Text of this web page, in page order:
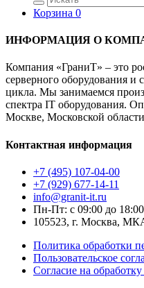
Корзина 0
ИНФОРМАЦИЯ О
Компания «ГраниТ» – это
серверного оборудования и
цикла. Мы занимаемся
спектра IT оборудования.
Москве, Московской
Контактная информация
+7 (495) 107-04-00
+7 (929) 677-14-11
info@granit-it.ru
Пн-Пт: с 09:00 до 18:00
105523, г. Москва,
Политика обработки
Пользовательское
Согласие на